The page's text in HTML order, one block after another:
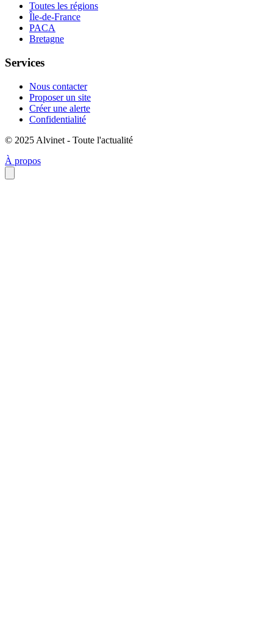
Toutes les régions
Île-de-France
PACA
Bretagne
Services
Nous contacter
Proposer un site
Créer une alerte
Confidentialité
© 2025 Alvinet - Toute l'actualité
À propos